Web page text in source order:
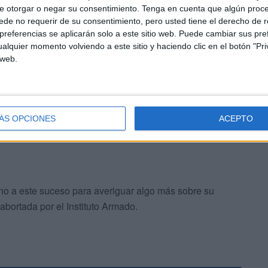
otorgar o negar su consentimiento. Tenga en cuenta que algún
no requerir de su consentimiento, pero usted tiene el derecho de
se aplicarán solo a este sitio web. Puede cambiar sus
momento volviendo a este sitio y haciendo clic en el botón
OPCIONES ACEPTO
a otro conductor esta vez con 4 kilos de cocaína
de esta mañana ha sido uno de los más importantes y
este tipo de tráfico de narcóticos.
que el vehículo queda intervenido y la droga
destrucción.
a este suceso para averiguar algo más sobre su
por el Instituto Armado.